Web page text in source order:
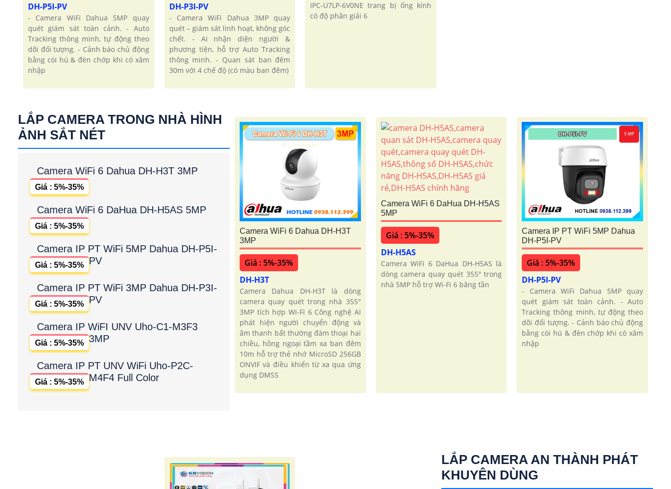
DH-P5I-PV
- Camera WiFi Dahua 5MP quay
quét giám sát toàn cảnh. - Auto
Tracking thông minh, tự động theo
dõi đối tượng. - Cảnh báo chủ động
bằng còi hú & đèn chớp khi có xâm
nhập
DH-P3I-PV
- Camera WiFi Dahua 3MP quay
quét – giám sát linh hoạt, không góc
chết. - AI nhận diện người &
phương tiện, hỗ trợ Auto Tracking
thông minh. - Quan sát ban đêm
30m với 4 chế độ (có màu ban đêm)
IPC-U7LP-6V0NE trang bị ống kính
có độ phân giải 6
LẮP CAMERA TRONG NHÀ HÌNH
ẢNH SẮT NÉT
Camera WiFi 6 Dahua DH-H3T 3MP
Giá : 5%-35%
Camera WiFi 6 DaHua DH-H5AS 5MP
Giá : 5%-35%
Camera IP PT WiFi 5MP Dahua DH-P5I-
PV
Giá : 5%-35%
Camera IP PT WiFi 3MP Dahua DH-P3I-
PV
Giá : 5%-35%
Camera IP WiFI UNV Uho-C1-M3F3
3MP
Giá : 5%-35%
Camera IP PT UNV WiFi Uho-P2C-
M4F4 Full Color
Giá : 5%-35%
Camera WiFi 6 Dahua DH-H3T
3MP
Giá : 5%-35%
DH-H3T
Camera Dahua DH-H3T là dòng
camera quay quét trong nhà 355°
3MP tích hợp Wi-Fi 6 Công nghệ AI
phát hiện người chuyển động và
âm thanh bất thường đàm thoại hai
chiều, hồng ngoại tầm xa ban đêm
10m hỗ trợ thẻ nhớ MicroSD 256GB
ONVIF và điều khiển từ xa qua ứng
dụng DMSS
Camera WiFi 6 DaHua DH-H5AS
5MP
Giá : 5%-35%
DH-H5AS
Camera WiFi 6 DaHua DH-H5AS là
dòng camera quay quét 355° trong
nhà 5MP hỗ trợ Wi-Fi 6 băng tần
Camera IP PT WiFi 5MP Dahua
DH-P5I-PV
Giá : 5%-35%
DH-P5I-PV
- Camera WiFi Dahua 5MP quay
quét giám sát toàn cảnh. - Auto
Tracking thông minh, tự động theo
dõi đối tượng. - Cảnh báo chủ động
bằng còi hú & đèn chớp khi có xâm
nhập
LẮP CAMERA AN THÀNH PHÁT
KHUYÊN DÙNG